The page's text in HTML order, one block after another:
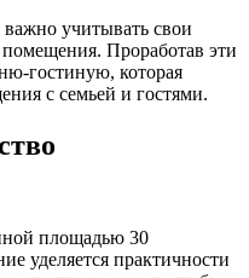
учитывать свои
Проработав эти
гостиную, которая
с семьей и гостями.
площадью 30
уделяется практичности